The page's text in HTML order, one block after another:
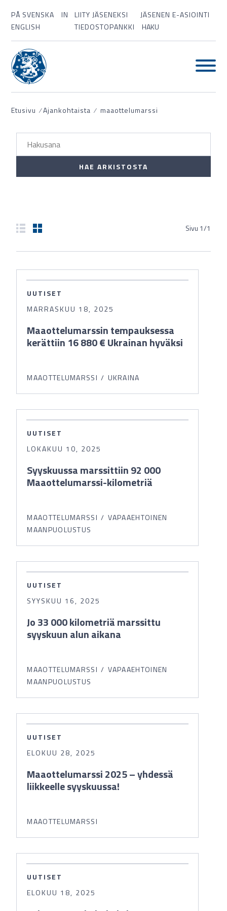
PÅ SVENSKA
IN
ENGLISH
LIITY JÄSENEKSI
JÄSENEN E-ASIOINTI
TIEDOSTOPANKKI
HAKU
Etusivu ⁄Ajankohtaista ⁄ maaottelumarssi
Sivu 1/1
UUTISET
MARRASKUU 18, 2025
Maaottelumarssin tempauksessa
kerättiin 16 880 € Ukrainan hyväksi
MAAOTTELUMARSSI UKRAINA
UUTISET
LOKAKUU 10, 2025
Syyskuussa marssittiin 92 000
Maaottelumarssi-kilometriä
MAAOTTELUMARSSI
VAPAAEHTOINEN
MAANPUOLUSTUS
UUTISET
SYYSKUU 16, 2025
Jo 33 000 kilometriä marssittu
syyskuun alun aikana
MAAOTTELUMARSSI
VAPAAEHTOINEN
MAANPUOLUSTUS
UUTISET
ELOKUU 28, 2025
Maaottelumarssi 2025 – yhdessä
liikkeelle syyskuussa!
MAAOTTELUMARSSI
UUTISET
ELOKUU 18, 2025